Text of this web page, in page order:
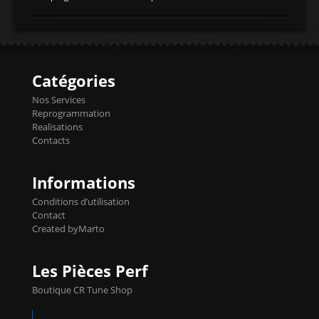
d'admissiontemp ex. pour atmo -30- 80°C
temperaturetemperature ldr moteurtemp
Injecteurs + Flashpro 1370€ TTC Le
précise et performante. Vous pourrez
basculer de la carto sans plomb à Ethanol à
l'aide du flashpro OPTION ECONOMIQUES
Reprog SP 98 sur le calculateur d'origine
450€ TTC Un gain d'environ 10cv et 15nm
Catégories
Nos Services
Reprogrammation
Realisations
Contacts
Informations
Conditions d’utilisation
Contact
Created byMarto
Les Pièces Perf
Boutique CR Tune Shop